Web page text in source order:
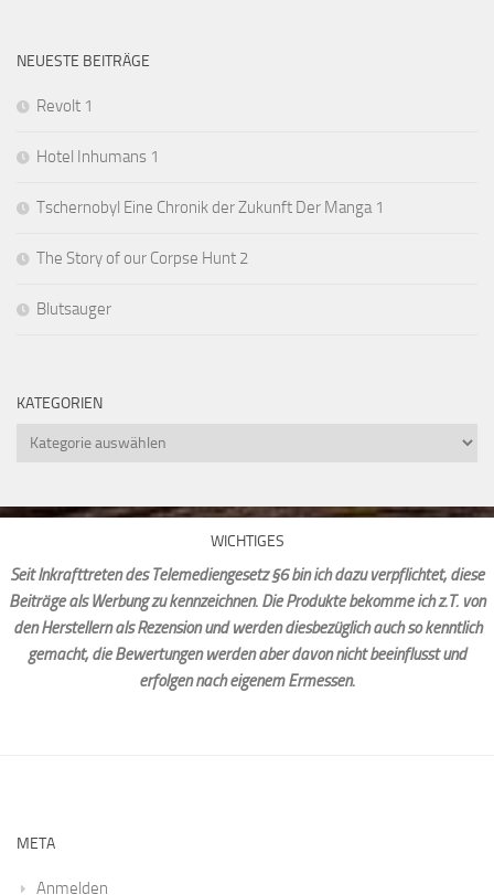
NEUESTE BEITRÄGE
Revolt 1
Hotel Inhumans 1
Tschernobyl Eine Chronik der Zukunft Der Manga 1
The Story of our Corpse Hunt 2
Blutsauger
KATEGORIEN
Kategorien
WICHTIGES
Seit Inkrafttreten des Telemediengesetz §6 bin ich dazu verpflichtet, diese
Beiträge als Werbung zu kennzeichnen. Die Produkte bekomme ich z.T. von
den Herstellern als Rezension und werden diesbezüglich auch so kenntlich
gemacht, die Bewertungen werden aber davon nicht beeinflusst und
erfolgen nach eigenem Ermessen.
META
Anmelden